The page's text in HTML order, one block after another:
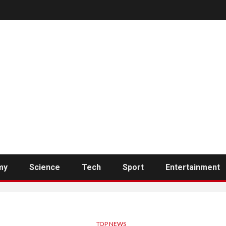
Science Tech Sport Entertainment
TOP NEWS